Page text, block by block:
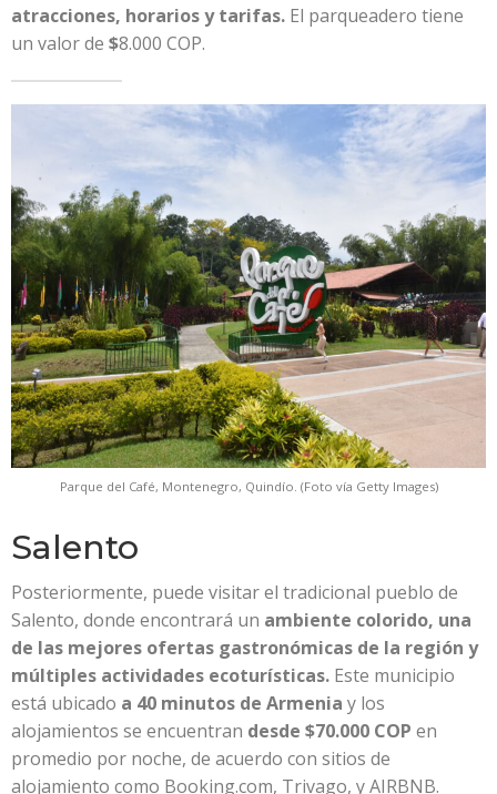
atracciones, horarios y tarifas. El parqueadero tiene
un valor de $8.000 COP.
Parque del Café, Montenegro, Quindío. (Foto vía Getty Images)
Salento
Posteriormente, puede visitar el tradicional pueblo de
Salento, donde encontrará un ambiente colorido, una
de las mejores ofertas gastronómicas de la región y
múltiples actividades ecoturísticas. Este municipio
está ubicado a 40 minutos de Armenia y los
alojamientos se encuentran desde $70.000 COP en
promedio por noche, de acuerdo con sitios de
alojamiento como Booking.com, Trivago, y AIRBNB.